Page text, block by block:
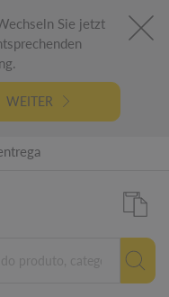
Sie jetzt
WEITER
dos produtos